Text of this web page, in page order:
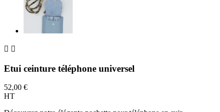
 
Etui ceinture téléphone universel
52,00 €
HT